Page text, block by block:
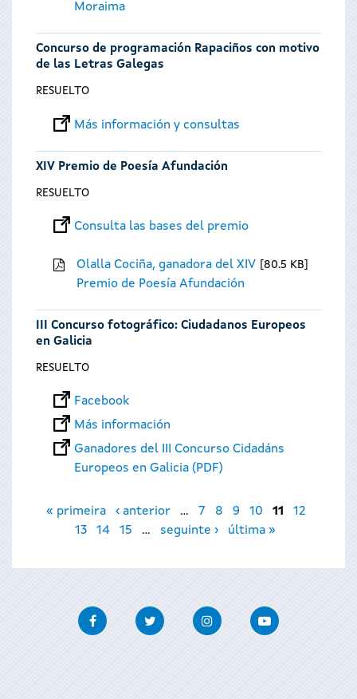
Moraima
Concurso de programación Rapaciños con motivo
de las Letras Galegas
RESUELTO
Más información y consultas
XIV Premio de Poesía Afundación
RESUELTO
Consulta las bases del premio
Olalla Cociña, ganadora del XIV
Premio de Poesía Afundación
80.5 KB
III Concurso fotográfico: Ciudadanos Europeos
en Galicia
RESUELTO
Facebook
Más información
Ganadores del III Concurso Cidadáns
Europeos en Galicia (PDF)
Páginas
« primeira ‹ anterior … 7 8 9 10 11
12
13
14 15 … seguinte › última »
FacebookTwitter InstagramYoutube